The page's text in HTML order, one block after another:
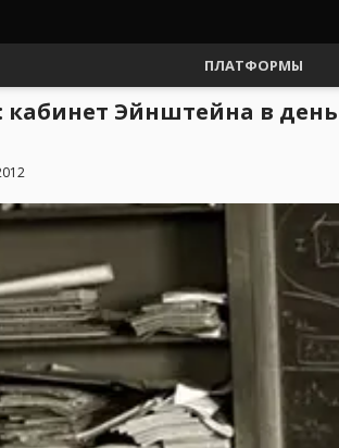
ПЛАТФОРМЫ
кабинет Эйнштейна в